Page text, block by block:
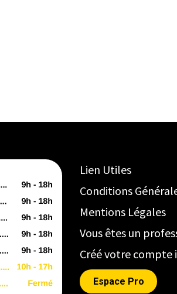
Lien Utiles
Conditions
Mentions Légales
Vous êtes un
Créé votre compte
Espace Pro